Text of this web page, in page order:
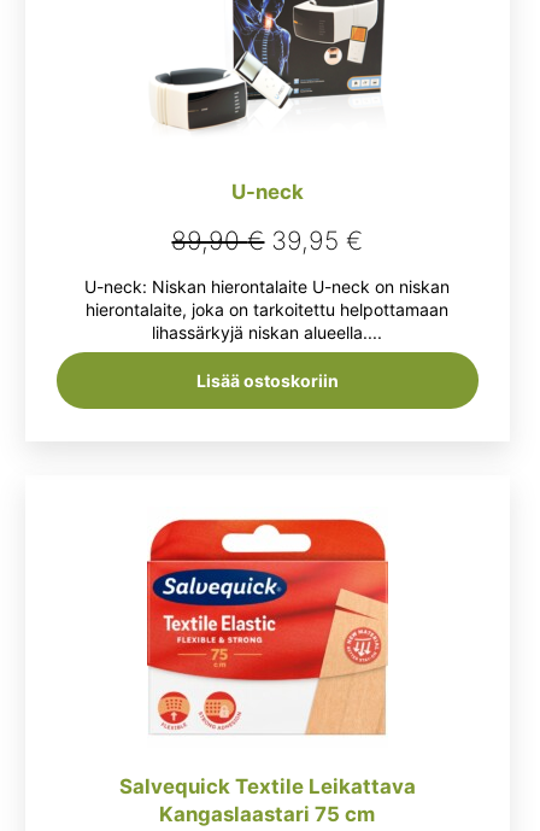
U-neck
89,90€ Alkuperäinen
hinta
oli:
89,90 €.
39,95€
hinta
on:
39,95 €.
U-neck: Niskan hierontalaite U-neck on niskan
hierontalaite, joka on tarkoitettu helpottamaan
lihassärkyjä niskan alueella....
Lisää ostoskoriin
Salvequick Textile Leikattava
Kangaslaastari 75 cm